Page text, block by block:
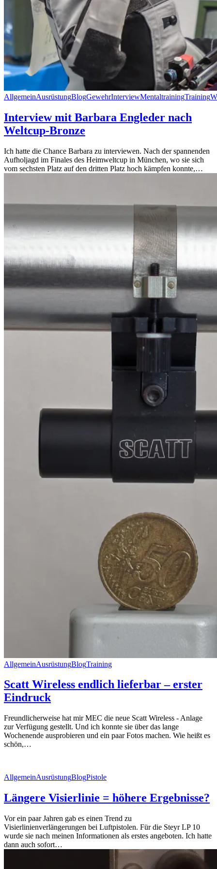
AllgemeinAusrüstungBlogGewehrInterviewMentaltrainingTraining
Interview mit Barbara Engleder nach
Weltcup-Bronze
Ich hatte die Chance Barbara zu interviewen. Nach der spannenden
Aufholjagd im Finales des Heimweltcup in München, wo sie sich
vom sechsten Platz auf den dritten Platz hoch kämpfen konnte,…
AllgemeinAusrüstungBlogTraining
Scatt Wireless endlich lieferbar – erster
Eindruck
Freundlicherweise hat mir MEC die neue Scatt Wireless - Anlage
zur Verfügung gestellt. Und ich konnte sie über das lange
Wochenende ausprobieren und ein paar Fotos machen. Wie heißt es
schön,…
AllgemeinAusrüstungBlogPistole
Längere Visierlinie = höhere Ergebnisse?
Vor ein paar Jahren gab es einen Trend zu
Visierlinienverlängerungen bei Luftpistolen. Für die Steyr LP 10
wurde sie nach meinen Informationen als erstes angeboten. Ich hatte
dann auch sofort…